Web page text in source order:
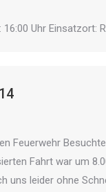
Uhr Einsatzort:
Feuerwehr
Fahrt war um
uns leider ohne